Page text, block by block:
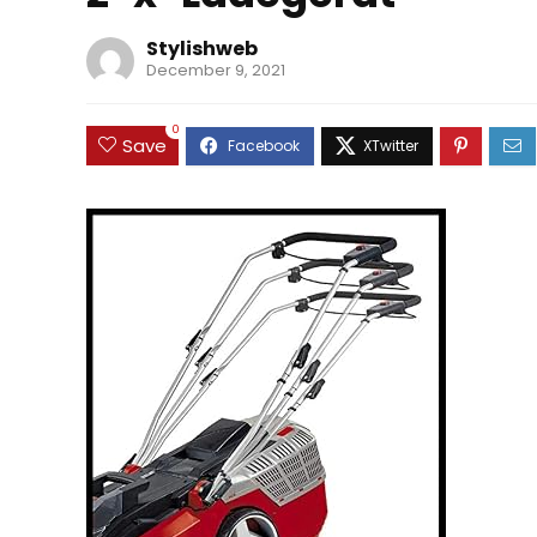
Stylishweb
December 9, 2021
Save
0